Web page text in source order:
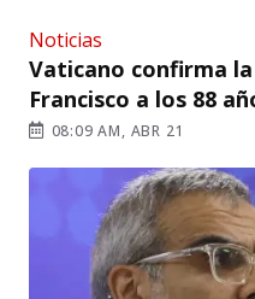
Noticias
Vaticano confirma
Francisco a los 88
08:09 AM, ABR 21